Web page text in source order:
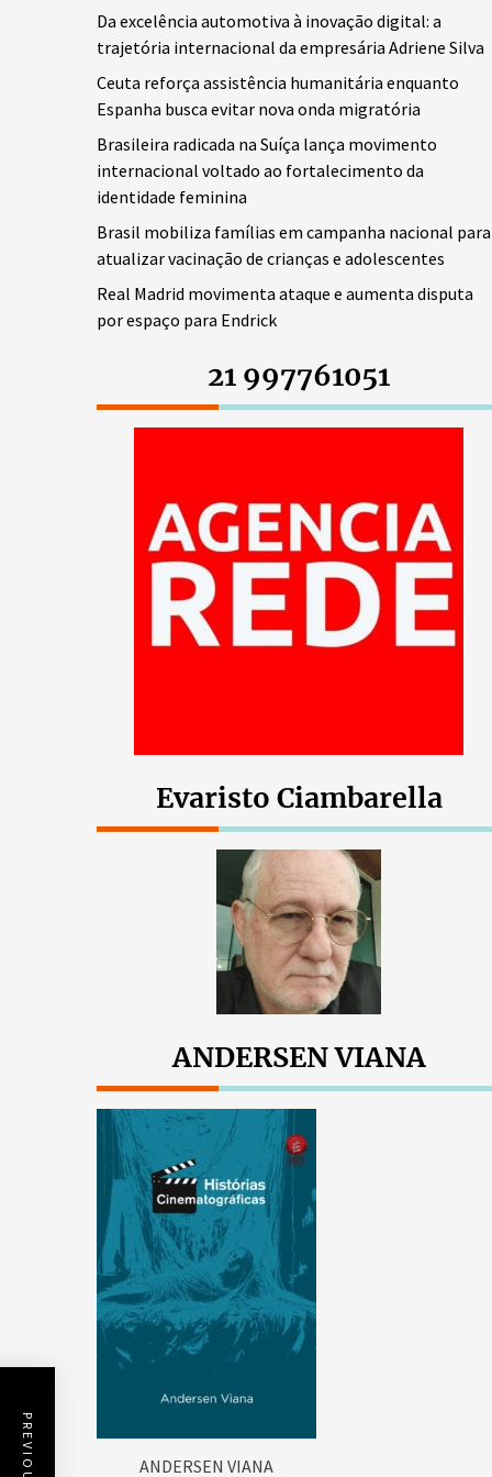
Da excelência automotiva à inovação digital: a
trajetória internacional da empresária Adriene Silva
Ceuta reforça assistência humanitária enquanto
Espanha busca evitar nova onda migratória
Brasileira radicada na Suíça lança movimento
internacional voltado ao fortalecimento da
identidade feminina
Brasil mobiliza famílias em campanha nacional para
atualizar vacinação de crianças e adolescentes
Real Madrid movimenta ataque e aumenta disputa
por espaço para Endrick
21 997761051
Evaristo Ciambarella
ANDERSEN VIANA
ANDERSEN VIANA